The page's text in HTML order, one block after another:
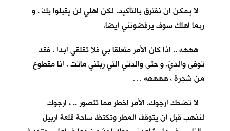
– لا يمكن ان نفترق بالتأكيد. لكن اهلي لن يقبلوا بكَ . و
ربما اهلك سوف يرفضونني ايضا.
– هههه .. اذا كان الأمر متعلقا بي فلا تقلقي ابدا ، فقد
توفى والديّ. و حتى والدتي التي ربتني ماتت . انا مقطوع
من شجرة ، ههههه …
– لا تضحك ارجوك. الأمر اخطر مما تتصور .. ، ارجوك
لنذهب قبل ان يتوقف المطر وتكتظ ساحة قلعة اربيل